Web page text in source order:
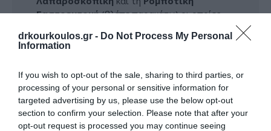
drkourkoulos.gr - Do Not Process My Personal
Information
If you wish to opt-out of the sale, sharing to third parties, or
processing of your personal or sensitive information for
targeted advertising by us, please use the below opt-out
section to confirm your selection. Please note that after your
opt-out request is processed you may continue seeing
Γαστρεκτομή(βλέπε παρακάτω) οι οποίες
μεγάλη εμπειρία και εξειδίκευση τότε
επιτυγχάνεται και καλύτερο ογκολογικό
αποτέλεσμα αλλά και πιθανότητα για
λιγότερες επιπλοκές.